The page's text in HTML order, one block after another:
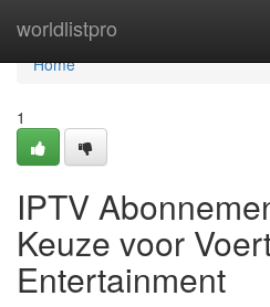
worldlistpro
Home
Home
1
IPTV
Keuze voor
Entertainment